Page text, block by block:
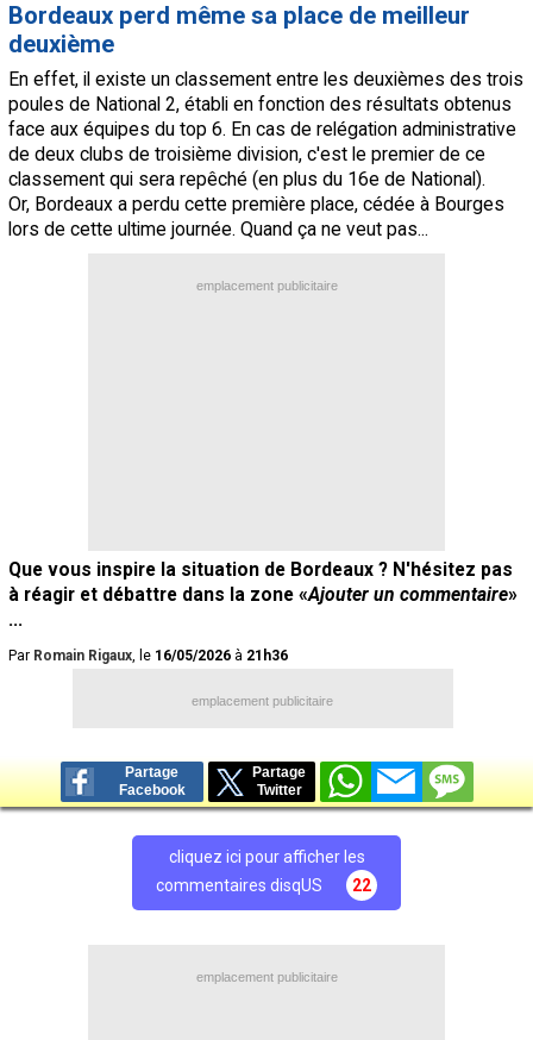
Bordeaux perd même sa place de meilleur
deuxième
En effet, il existe un classement entre les deuxièmes des trois
poules de National 2, établi en fonction des résultats obtenus
face aux équipes du top 6. En cas de relégation administrative
de deux clubs de troisième division, c'est le premier de ce
classement qui sera repêché (en plus du 16e de National).
Or, Bordeaux a perdu cette première place, cédée à Bourges
lors de cette ultime journée. Quand ça ne veut pas...
emplacement publicitaire
Que vous inspire la situation de Bordeaux ? N'hésitez pas
à réagir et débattre dans la zone «Ajouter un commentaire»
...
Par Romain Rigaux, le 16/05/2026 à 21h36
emplacement publicitaire
Partage
Facebook
Partage
Twitter
cliquez ici pour afficher les
commentaires disqUS
22
emplacement publicitaire